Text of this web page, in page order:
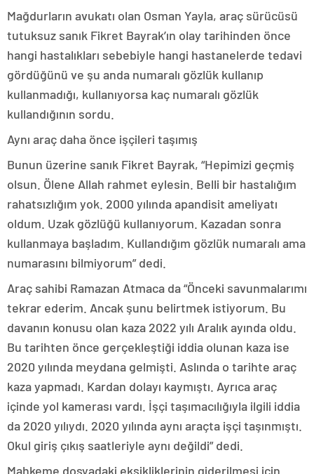
Mağdurların avukatı olan Osman Yayla, araç sürücüsü
tutuksuz sanık Fikret Bayrak’ın olay tarihinden önce
hangi hastalıkları sebebiyle hangi hastanelerde tedavi
gördüğünü ve şu anda numaralı gözlük kullanıp
kullanmadığı, kullanıyorsa kaç numaralı gözlük
kullandığının sordu.
Aynı araç daha önce işçileri taşımış
Bunun üzerine sanık Fikret Bayrak, “Hepimizi geçmiş
olsun. Ölene Allah rahmet eylesin. Belli bir hastalığım
rahatsızlığım yok. 2000 yılında apandisit ameliyatı
oldum. Uzak gözlüğü kullanıyorum. Kazadan sonra
kullanmaya başladım. Kullandığım gözlük numaralı ama
numarasını bilmiyorum” dedi.
Araç sahibi Ramazan Atmaca da “Önceki savunmalarımı
tekrar ederim. Ancak şunu belirtmek istiyorum. Bu
davanın konusu olan kaza 2022 yılı Aralık ayında oldu.
Bu tarihten önce gerçekleştiği iddia olunan kaza ise
2020 yılında meydana gelmişti. Aslında o tarihte araç
kaza yapmadı. Kardan dolayı kaymıştı. Ayrıca araç
içinde yol kamerası vardı. İşçi taşımacılığıyla ilgili iddia
da 2020 yılıydı. 2020 yılında aynı araçta işçi taşınmıştı.
Okul giriş çıkış saatleriyle aynı değildi” dedi.
Mahkeme dosyadaki eksikliklerinin giderilmesi için